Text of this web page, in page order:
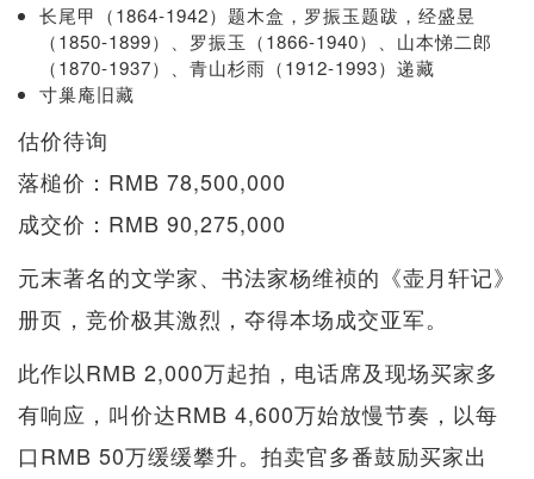
长尾甲（1864-1942）题木盒，罗振玉题跋，经盛昱
（1850-1899）、罗振玉（1866-1940）、山本悌二郎
（1870-1937）、青山杉雨（1912-1993）递藏
寸巢庵旧藏
估价待询
落槌价：RMB 78,500,000
成交价：RMB 90,275,000
元末著名的文学家、书法家杨维祯的《壶月轩记》
册页，竞价极其激烈，夺得本场成交亚军。
此作以RMB 2,000万起拍，电话席及现场买家多
有响应，叫价达RMB 4,600万始放慢节奏，以每
口RMB 50万缓缓攀升。拍卖官多番鼓励买家出